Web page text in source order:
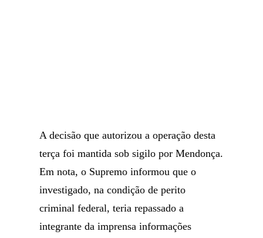
A decisão que autorizou a operação desta
terça foi mantida sob sigilo por Mendonça.
Em nota, o Supremo informou que o
investigado, na condição de perito
criminal federal, teria repassado a
integrante da imprensa informações